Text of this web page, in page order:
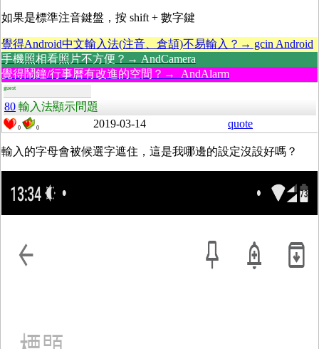
如果是標準注音鍵盤，按 shift + 數字鍵
覺得Android中文輸入法(注音、倉頡)不易輸入？→ gcin Android
手機照相看照片不方便？→ AndCamera
覺得鬧鐘/行事曆有改進的空間？→ AndAlarm
guest
80 輸入法顯示問題
0 0 2019-03-14 quote
輸入的字母會被候選字遮住，這是我哪邊的設定沒設好嗎？